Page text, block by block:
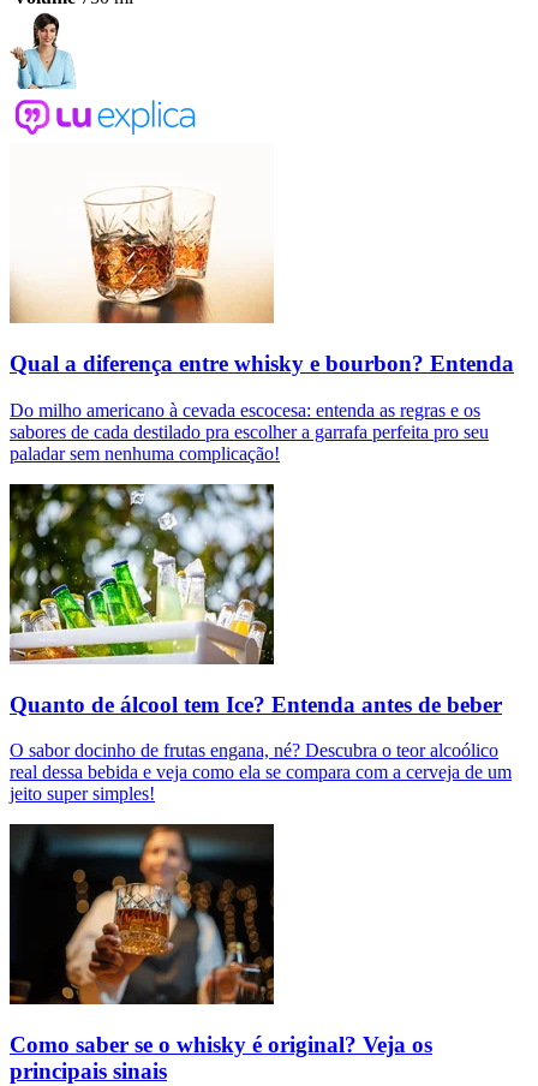
Qual a diferença entre whisky e bourbon? Entenda
Do milho americano à cevada escocesa: entenda as regras e os
sabores de cada destilado pra escolher a garrafa perfeita pro seu
paladar sem nenhuma complicação!
Quanto de álcool tem Ice? Entenda antes de beber
O sabor docinho de frutas engana, né? Descubra o teor alcoólico
real dessa bebida e veja como ela se compara com a cerveja de um
jeito super simples!
Como saber se o whisky é original? Veja os
principais sinais